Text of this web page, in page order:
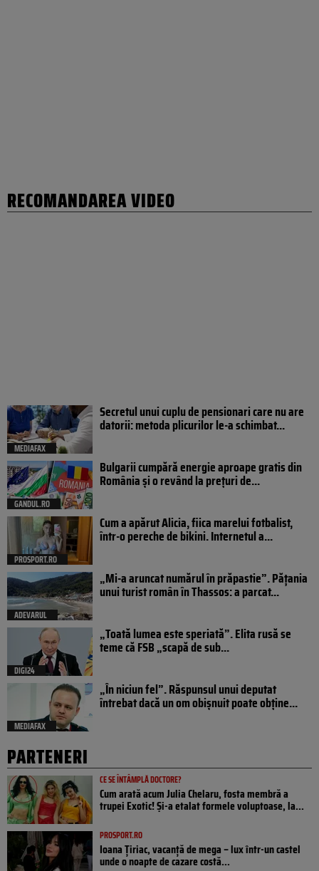
RECOMANDAREA VIDEO
MEDIAFAX
Secretul unui cuplu de pensionari care nu are
datorii: metoda plicurilor le-a schimbat...
GANDUL.RO
Bulgarii cumpără energie aproape gratis din
România și o revând la prețuri de...
PROSPORT.RO
Cum a apărut Alicia, fiica marelui fotbalist,
într-o pereche de bikini. Internetul a...
ADEVARUL
„Mi-a aruncat numărul în prăpastie”. Pățania
unui turist român în Thassos: a parcat...
DIGI24
„Toată lumea este speriată”. Elita rusă se
teme că FSB „scapă de sub...
MEDIAFAX
„În niciun fel”. Răspunsul unui deputat
întrebat dacă un om obișnuit poate obține...
PARTENERI
CE SE ÎNTÂMPLĂ DOCTORE?
Cum arată acum Julia Chelaru, fosta membră a
trupei Exotic! Și-a etalat formele voluptoase, la...
PROSPORT.RO
Ioana Țiriac, vacanță de mega – lux într-un castel
unde o noapte de cazare costă...